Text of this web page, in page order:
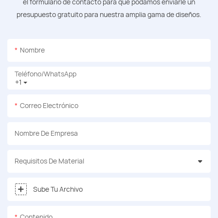
presupuesto gratuito para nuestra amplia gama de diseños.
Nombre
+1
Teléfono/WhatsApp
Correo Electrónico
Nombre De Empresa
Requisitos De Material
Sube Tu Archivo